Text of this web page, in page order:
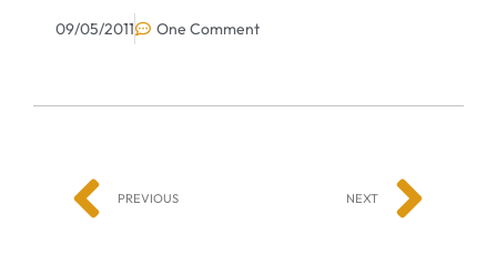
09/05/2011 One Comment
PREVIOUS NEXT